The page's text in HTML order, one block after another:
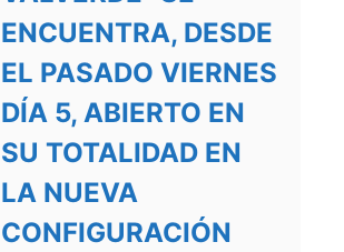
ENCUENTRA, DESDE
EL PASADO VIERNES
DÍA 5, ABIERTO EN
SU TOTALIDAD EN
LA NUEVA
CONFIGURACIÓN